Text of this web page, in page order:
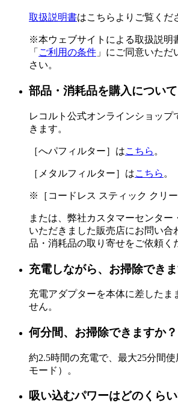
取扱説明書はこちらよりご覧くだ
※本ウェブサイトによる取扱説明
「 ご利用の条件 」にご同意いた
さい。
部品・消耗品を購入について
レコルト公式オンラインショップ
きます。
［へパフィルター］はこちら 。
［メタルフィルター］はこちら 。
※［コードレス スティック クリ
または、弊社カスタマーセンター
いただきました販売店にお問い合
品・消耗品の取り寄せをご依頼く
充電しながら、お掃除でき
充電アダプターを本体に差したま
せん。
何分間、お掃除できますか？
約2.5時間の充電で、最大25分間
モード）。
吸い込むパワーはどのくら